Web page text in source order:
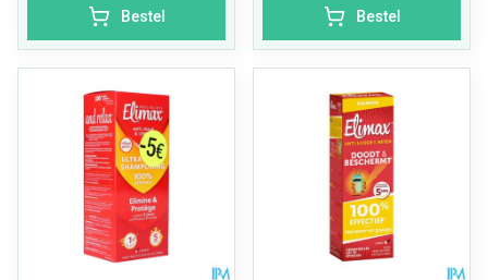
Bestel Bestel